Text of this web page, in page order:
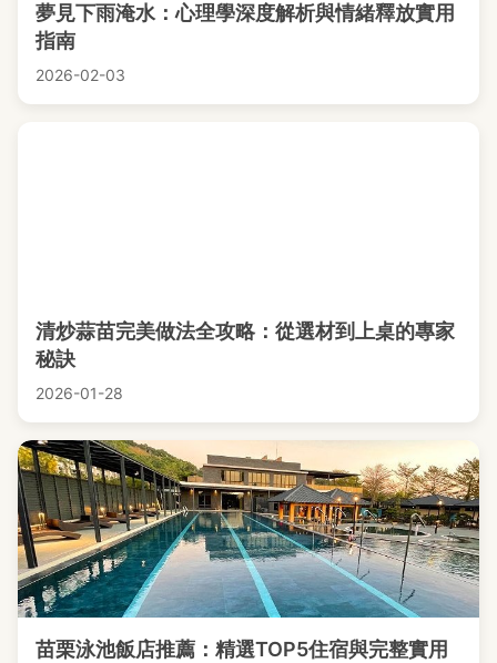
夢見下雨淹水：心理學深度解析與情緒釋放實用
指南
2026-02-03
清炒蒜苗完美做法全攻略：從選材到上桌的專家
秘訣
2026-01-28
苗栗泳池飯店推薦：精選TOP5住宿與完整實用